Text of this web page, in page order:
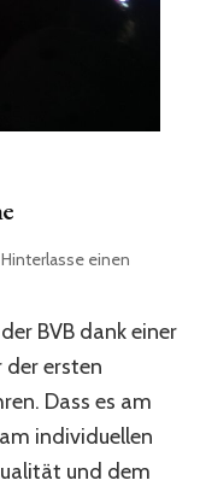
Hinterlasse einen
BVB dank einer
der ersten
Dass es am
individuellen
und dem